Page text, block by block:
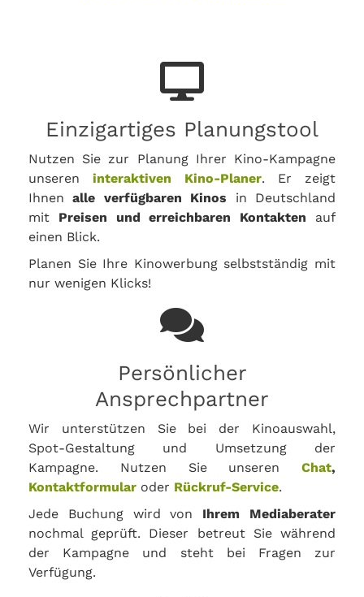
Einzigartiges Planungstool
Nutzen Sie zur Planung Ihrer Kino-Kampagne
unseren interaktiven Kino-Planer. Er zeigt
Ihnenalle verfügbaren Kinos in Deutschland
mit Preisen und erreichbaren Kontakten auf
einen Blick.
Planen Sie Ihre Kinowerbung selbstständig mit
nur wenigen Klicks!
Persönlicher
Ansprechpartner
Wir unterstützen Sie bei der Kinoauswahl,
Spot-Gestaltung und Umsetzung der
Kampagne. Nutzen Sie unseren Chat,
Kontaktformular oder Rückruf-Service.
Jede Buchung wird von Ihrem Mediaberater
nochmal geprüft. Dieser betreut Sie während
der Kampagne und steht bei Fragen zur
Verfügung.